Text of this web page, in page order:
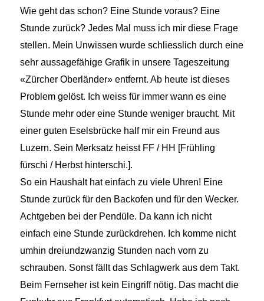
Wie geht das schon? Eine Stunde voraus? Eine
Stunde zurück? Jedes Mal muss ich mir diese Frage
stellen. Mein Unwissen wurde schliesslich durch eine
sehr aussagefähige Grafik in unsere Tageszeitung
«Zürcher Oberländer» entfernt. Ab heute ist dieses
Problem gelöst. Ich weiss für immer wann es eine
Stunde mehr oder eine Stunde weniger braucht. Mit
einer guten Eselsbrücke half mir ein Freund aus
Luzern. Sein Merksatz heisst FF / HH [Frühling
fürschi / Herbst hinterschi.].
So ein Haushalt hat einfach zu viele Uhren! Eine
Stunde zurück für den Backofen und für den Wecker.
Achtgeben bei der Pendüle. Da kann ich nicht
einfach eine Stunde zurückdrehen. Ich komme nicht
umhin dreiundzwanzig Stunden nach vorn zu
schrauben. Sonst fällt das Schlagwerk aus dem Takt.
Beim Fernseher ist kein Eingriff nötig. Das macht die